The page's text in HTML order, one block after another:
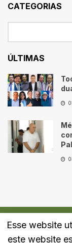
CATEGORIAS
ÚLTIMAS
Quem Somos
Esse website
este website